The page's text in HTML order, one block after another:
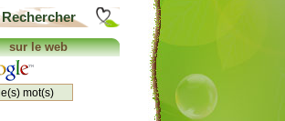
Rechercher
sur le web